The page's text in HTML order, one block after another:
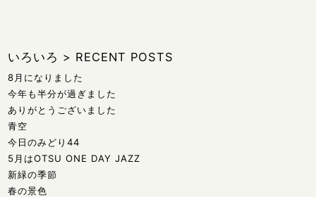
いろいろ > RECENT POSTS
8月になりました
今年も半分が過ぎました
ありがとうございました
青空
今日のみどり44
5月はOTSU ONE DAY JAZZ
新緑の季節
春の景色